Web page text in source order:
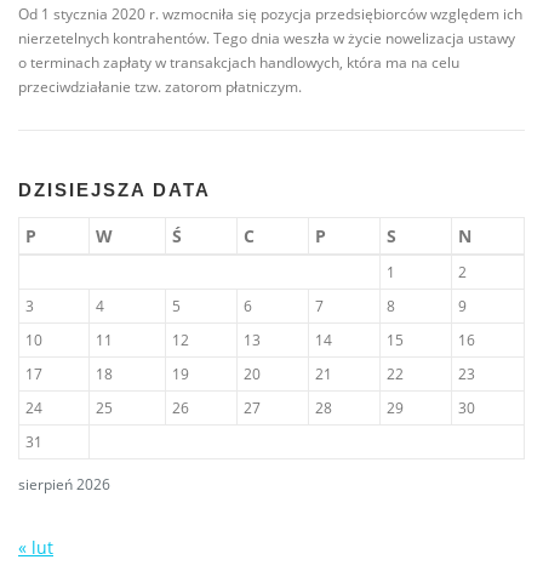
Od 1 stycznia 2020 r. wzmocniła się pozycja przedsiębiorców względem ich
nierzetelnych kontrahentów. Tego dnia weszła w życie nowelizacja ustawy
o terminach zapłaty w transakcjach handlowych, która ma na celu
przeciwdziałanie tzw. zatorom płatniczym.
DZISIEJSZA DATA
sierpień 2026
P W Ś C P S N
1
2
3
4 5 6 7 8
9
10
11 12 13 14 15
16
17
18 19 20 21 22
23
24
25 26 27 28 29
30
31
« lut